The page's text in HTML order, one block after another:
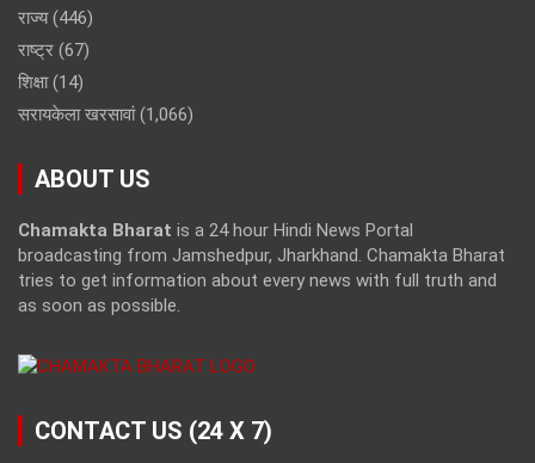
राज्य(446)
राष्ट्र (67)
शिक्षा(14)
सरायकेला खरसावां(1,066)
ABOUT US
Chamakta Bharat is a 24 hour Hindi News Portal
broadcasting from Jamshedpur, Jharkhand. Chamakta Bharat
tries to get information about every news with full truth and
as soon as possible.
CONTACT US (24 X 7)